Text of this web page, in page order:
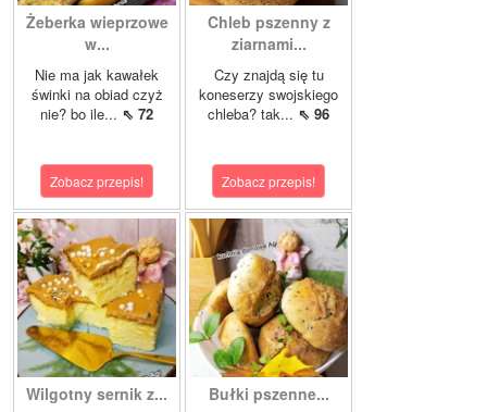
Żeberka wieprzowe
w...
Nie ma jak kawałek
świnki na obiad czyż
nie? bo ile... ⇖ 72
Zobacz przepis!
Chleb pszenny z
ziarnami...
Czy znajdą się tu
koneserzy swojskiego
chleba? tak... ⇖ 96
Zobacz przepis!
Wilgotny sernik z... Bułki pszenne...